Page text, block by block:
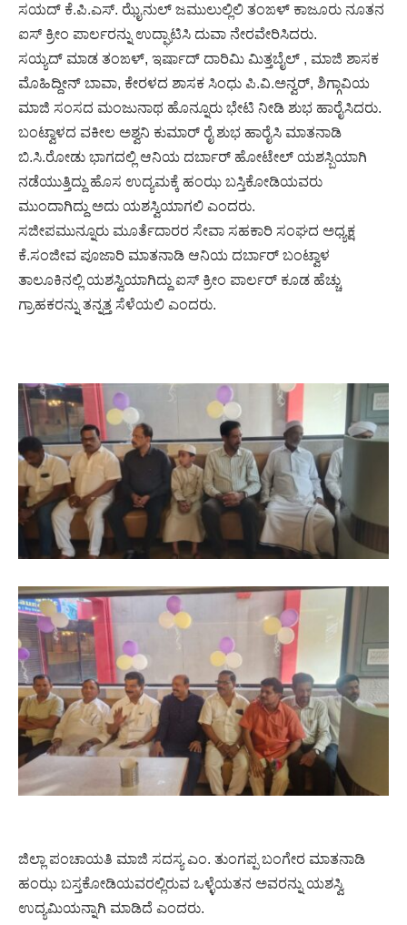
ಸಯದ್ ಕೆ.ಪಿ.ಎಸ್. ಝೈನುಲ್ ಜಮುಲುಲ್ಲಿಲಿ ತಂಙಳ್ ಕಾಜೂರು ನೂತನ
ಐಸ್ ಕ್ರೀಂ ಪಾರ್ಲರನ್ನು ಉದ್ಘಾಟಿಸಿ ದುವಾ ನೇರವೇರಿಸಿದರು.
ಸಯ್ಯದ್ ಮಾಡ ತಂಙಳ್, ಇರ್ಷಾದ್ ದಾರಿಮಿ ಮಿತ್ತಬೈಲ್ , ಮಾಜಿ ಶಾಸಕ
ಮೊಹಿದ್ದೀನ್ ಬಾವಾ, ಕೇರಳದ ಶಾಸಕ ಸಿಂಧು ಪಿ.ವಿ.ಅನ್ವರ್, ಶಿಗ್ಗಾವಿಯ
ಮಾಜಿ ಸಂಸದ ಮಂಜುನಾಥ ಹೊನ್ನೂರು ಭೇಟಿ ನೀಡಿ ಶುಭ ಹಾರೈಸಿದರು.
ಬಂಟ್ವಾಳದ ವಕೀಲ ಅಶ್ವನಿ ಕುಮಾರ್ ರೈ ಶುಭ ಹಾರೈಸಿ ಮಾತನಾಡಿ
ಬಿ.ಸಿ.ರೋಡು ಭಾಗದಲ್ಲಿ ಆನಿಯ ದರ್ಬಾರ್ ಹೋಟೇಲ್ ಯಶಸ್ಬಿಯಾಗಿ
ನಡೆಯುತ್ತಿದ್ದು ಹೊಸ ಉದ್ಯಮಕ್ಕೆ ಹಂಝ ಬಸ್ತಿಕೋಡಿಯವರು
ಮುಂದಾಗಿದ್ದು ಅದು ಯಶಸ್ವಿಯಾಗಲಿ ಎಂದರು.
ಸಜೀಪಮುನ್ನೂರು ಮೂರ್ತೆದಾರರ ಸೇವಾ ಸಹಕಾರಿ ಸಂಘದ ಅಧ್ಯಕ್ಷ
ಕೆ.‌ಸಂಜೀವ ಪೂಜಾರಿ ಮಾತನಾಡಿ ಆನಿಯ ದರ್ಬಾರ್ ಬಂಟ್ವಾಳ
ತಾಲೂಕಿನಲ್ಲಿ ಯಶಸ್ವಿಯಾಗಿದ್ದು ಐಸ್ ಕ್ರೀಂ ಪಾರ್ಲರ್ ಕೂಡ ಹೆಚ್ಚು
ಗ್ರಾಹಕರನ್ನು ತನ್ನತ್ತ ಸೆಳೆಯಲಿ ಎಂದರು.
ಜಿಲ್ಲಾ ಪಂಚಾಯತಿ ಮಾಜಿ ಸದಸ್ಯ ಎಂ. ತುಂಗಪ್ಪ ಬಂಗೇರ ಮಾತನಾಡಿ
ಹಂಝ ಬಸ್ತಕೋಡಿಯವರಲ್ಲಿರುವ ಒಳ್ಳೆಯತನ ಅವರನ್ನು ಯಶಸ್ವಿ
ಉದ್ಯಮಿಯನ್ನಾಗಿ ಮಾಡಿದೆ ಎಂದರು.